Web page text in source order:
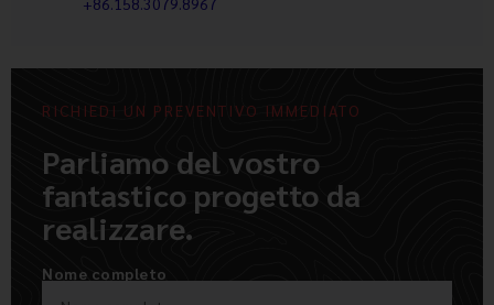
RICHIEDI UN PREVENTIVO IMMEDIATO
Parliamo del vostro
fantastico progetto da
realizzare.
Nome completo